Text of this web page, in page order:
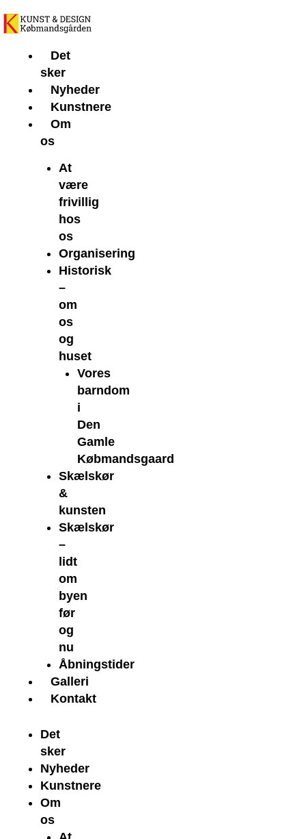
til
Det
sker
Nyheder
Kunstnere
Om
os
At
være
frivillig
hos
os
Organisering
Historisk
–
om
os
og
huset
Vores
barndom
i
Den
Gamle
Købmandsgaard
Skælskør
&
kunsten
Skælskør
–
lidt
om
byen
før
og
nu
Åbningstider
Galleri
Kontakt
Det
sker
Nyheder
Kunstnere
Om
os